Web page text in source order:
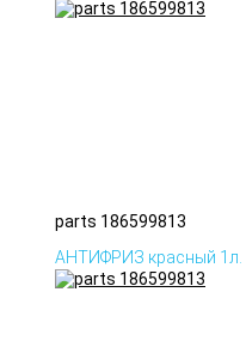
parts 186599813
АНТИФРИЗ красный 1л.